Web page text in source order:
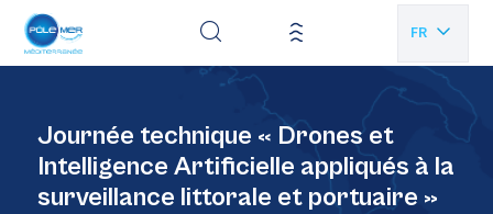
FR
Journée technique « Drones et
Intelligence Artificielle appliqués à la
surveillance littorale et portuaire »
Panneau de gestion des cookies